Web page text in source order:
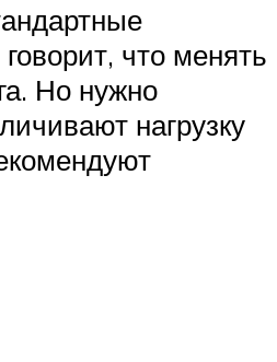
что менять
Но нужно
нагрузку